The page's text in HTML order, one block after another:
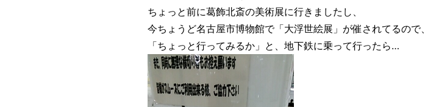
ちょっと前に葛飾北斎の美術展に行きましたし、
今ちょうど名古屋市博物館で「大浮世絵展」が催されてるので、
「ちょっと行ってみるか」と、地下鉄に乗って行ったら…